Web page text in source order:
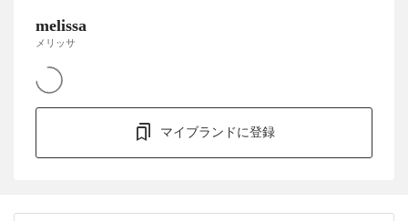
melissa
メリッサ
マイブランドに登録